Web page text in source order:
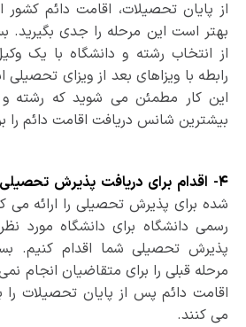
از پایان تحصیلات، اقامت دائم کشور
بهتر است این مرحله را جدی
از انتخاب رشته و دانشگاه با یک
رابطه با ویزاهای بعد از ویزای تحصیلی
این کار مطمئن می ­شوید که رشته و
بیشترین شانس دریافت اقامت دائم را
۴- اقدام برای دریافت پذیرش تحصیلی استرالیا:
شده برای پذیرش تحصیلی را ارائه می­
رسمی دانشگاه برای دانشگاه مورد
پذیرش تحصیلی شما اقدام کنیم.
مرحله­ قبلی را برای متقاضیان انجام
اقامت دائم پس از پایان تحصیلات را
می­ کنند.